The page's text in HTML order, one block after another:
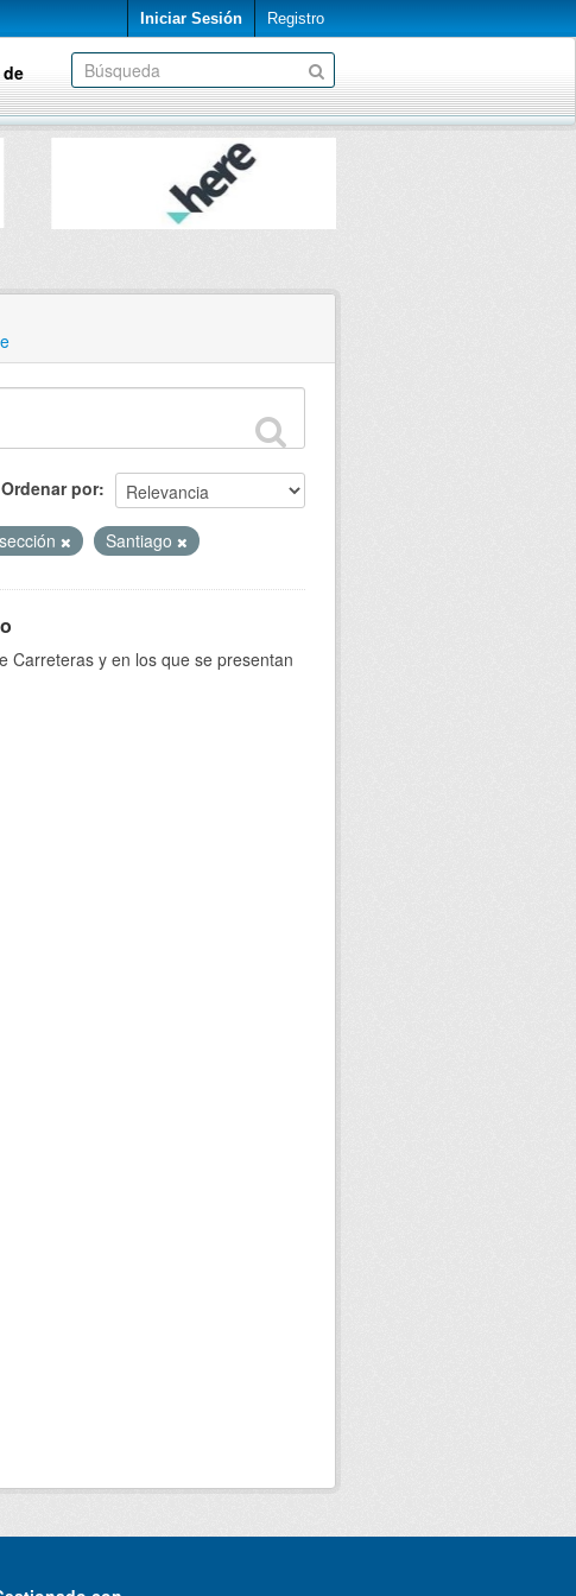
Iniciar Sesión Registro
Ordenar por
Santiago
Carreteras y en los que se presentan